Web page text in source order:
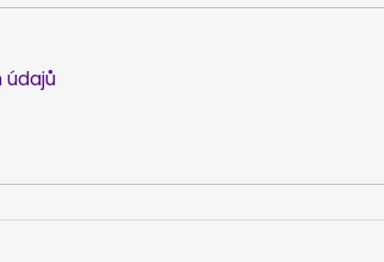
údajů